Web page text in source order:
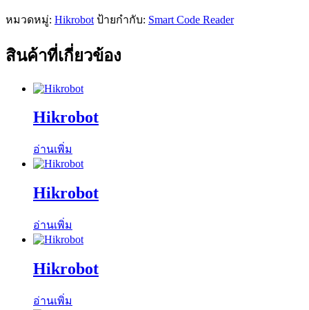
หมวดหมู่: Hikrobot ป้ายกำกับ: Smart Code Reader
สินค้าที่เกี่ยวข้อง
Hikrobot
อ่านเพิ่ม
Hikrobot
อ่านเพิ่ม
Hikrobot
อ่านเพิ่ม